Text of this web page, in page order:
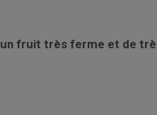
fruit très ferme et de